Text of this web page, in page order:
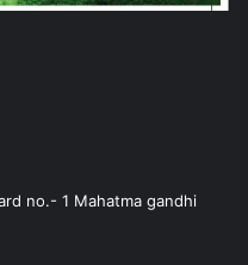
no.- 1 Mahatma gandhi